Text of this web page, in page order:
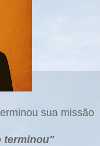
sua missão
terminou"